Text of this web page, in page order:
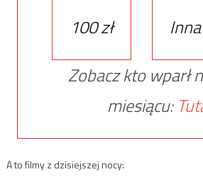
100 zł
Zobacz kto wparł
miesiącu:
A to filmy z dzisiejszej nocy: